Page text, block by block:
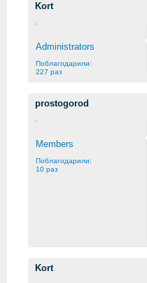
Kort
Administrators
Поблагодарили:
227 раз
prostogorod
Members
Поблагодарили:
10 раз
Kort